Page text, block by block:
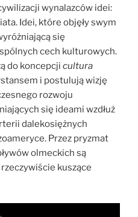
wynalazców idei:
Idei, które objęły swym
się
cech kulturowych.
do koncepcji cultura
i postulują wizję
rozwoju
się ideami wzdłuż
dalekosiężnych
Przez pryzmat
olmeckich są
kuszące